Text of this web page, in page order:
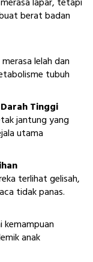
berat badan
lelah dan
tubuh
Tinggi
jantung yang
utama
terlihat gelisah,
tidak panas.
anak